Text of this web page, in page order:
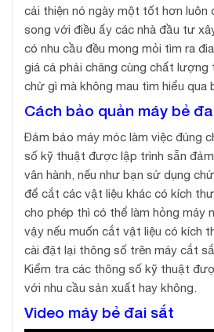
cải thiện nó ngày một tốt hơn luôn
song với điều ấy các nhà đầu tư
có nhu cầu đều mong mỏi tìm ra
giá cả phải chăng cùng chất
chừ gì mà không mau tìm hiểu qua
Cách bảo quản máy bẻ
Đảm bảo máy móc làm việc đúng
số kỹ thuật được lập trình sẵn
vân hành, nếu như bạn sử dụng
để cắt các vật liệu khác có kích
cho phép thì có thể làm hỏng máy
vậy nếu muốn cắt vật liệu có kích
cài đặt lại thông số trên máy cắt
Kiểm tra các thông số kỹ thuật
với nhu cầu sản xuất hay không.
Video máy bẻ đai sắt